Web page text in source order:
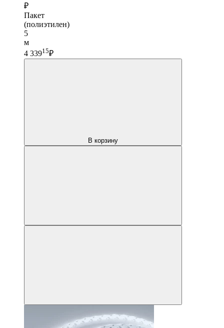
₽
Пакет
(полиэтилен)
5
м
4 33915₽
В корзину